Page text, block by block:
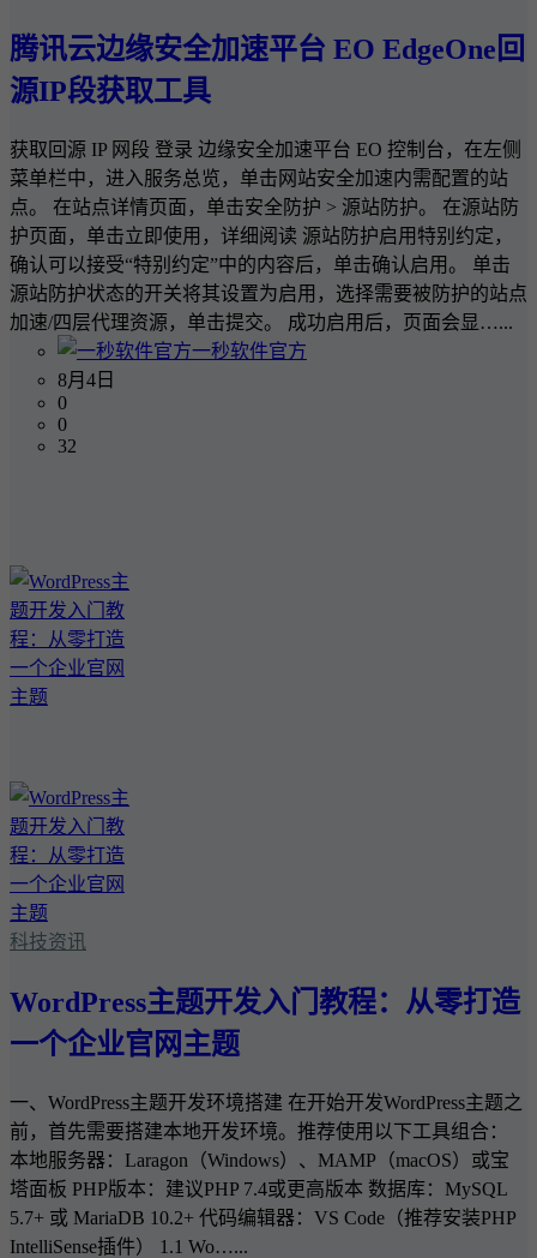
腾讯云边缘安全加速平台 EO EdgeOne回
源IP段获取工具
获取回源 IP 网段 登录 边缘安全加速平台 EO 控制台，在左侧
菜单栏中，进入服务总览，单击网站安全加速内需配置的站
点。 在站点详情页面，单击安全防护 > 源站防护。 在源站防
护页面，单击立即使用，详细阅读 源站防护启用特别约定，
确认可以接受“特别约定”中的内容后，单击确认启用。 单击
源站防护状态的开关将其设置为启用，选择需要被防护的站点
加速/四层代理资源，单击提交。 成功启用后，页面会显…...
一秒软件官方
8月4日
0
0
32
科技资讯
WordPress主题开发入门教程：从零打造
一个企业官网主题
一、WordPress主题开发环境搭建 在开始开发WordPress主题之
前，首先需要搭建本地开发环境。推荐使用以下工具组合：
本地服务器：Laragon（Windows）、MAMP（macOS）或宝
塔面板 PHP版本：建议PHP 7.4或更高版本 数据库：MySQL
5.7+ 或 MariaDB 10.2+ 代码编辑器：VS Code（推荐安装PHP
IntelliSense插件） 1.1 Wo…...